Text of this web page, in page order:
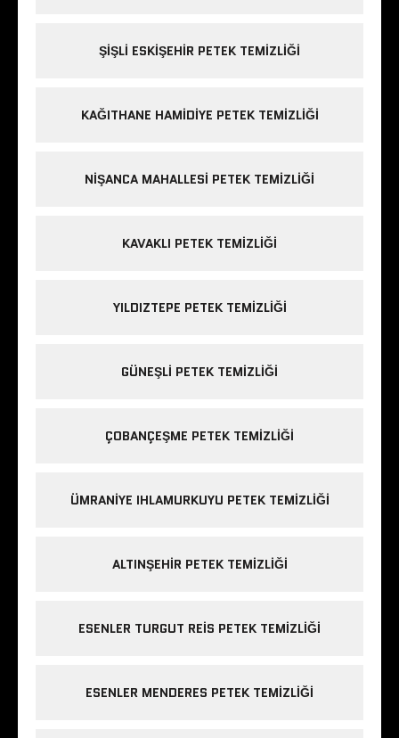
ŞIŞLI ESKIŞEHIR PETEK TEMIZLIĞI
KAĞITHANE HAMIDIYE PETEK TEMIZLIĞI
NIŞANCA MAHALLESI PETEK TEMIZLIĞI
KAVAKLI PETEK TEMIZLIĞI
YILDIZTEPE PETEK TEMIZLIĞI
GÜNEŞLI PETEK TEMIZLIĞI
ÇOBANÇEŞME PETEK TEMIZLIĞI
ÜMRANIYE IHLAMURKUYU PETEK TEMIZLIĞI
ALTINŞEHIR PETEK TEMIZLIĞI
ESENLER TURGUT REIS PETEK TEMIZLIĞI
ESENLER MENDERES PETEK TEMIZLIĞI